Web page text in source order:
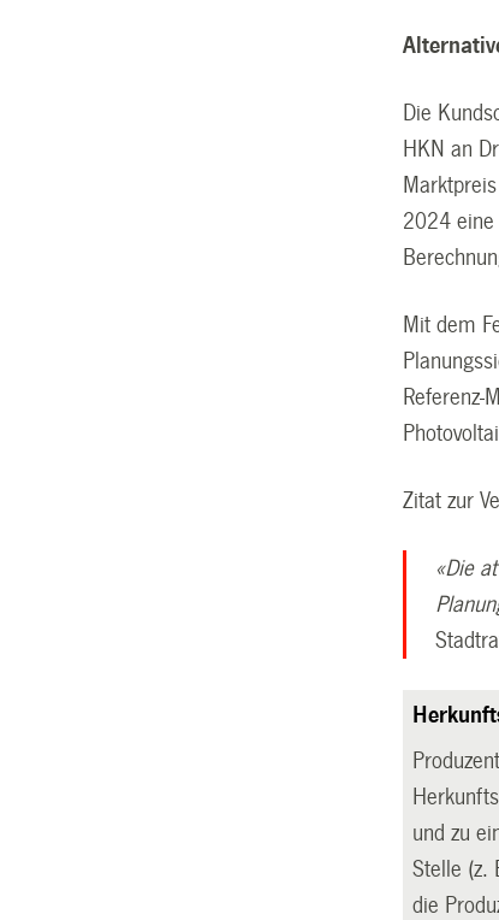
Die
HKN an
2024 eine
Mit dem
Referenz-
Zitat zur
«Die
und zu
Stelle (z.
die